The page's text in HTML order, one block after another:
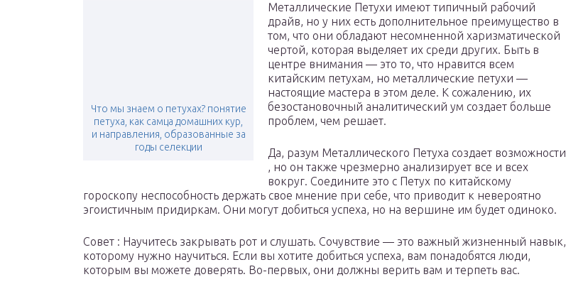
Что мы знаем о петухах? понятие
петуха, как самца домашних кур,
и направления, образованные за
годы селекции
Металлические Петухи имеют типичный рабочий
драйв, но у них есть дополнительное преимущество в
том, что они обладают несомненной харизматической
чертой, которая выделяет их среди других. Быть в
центре внимания — это то, что нравится всем
китайским петухам, но металлические петухи —
настоящие мастера в этом деле. К сожалению, их
безостановочный аналитический ум создает больше
проблем, чем решает.
Да, разум Металлического Петуха создает возможности
, но он также чрезмерно анализирует все и всех
вокруг. Соедините это с Петух по китайскому
гороскопу неспособность держать свое мнение при себе, что приводит к невероятно
эгоистичным придиркам. Они могут добиться успеха, но на вершине им будет одиноко.
Совет : Научитесь закрывать рот и слушать. Сочувствие — это важный жизненный навык,
которому нужно научиться. Если вы хотите добиться успеха, вам понадобятся люди,
которым вы можете доверять. Во-первых, они должны верить вам и терпеть вас.